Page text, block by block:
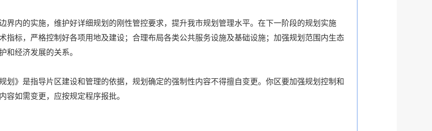
界内的实施，维护好详细规划的刚性管控要求，提升我市规划管理水平。在下一阶段的规划实施
指标，严格控制好各项用地及建设；合理布局各类公共服务设施及基础设施；加强规划范围内生态
和经济发展的关系。
划》是指导片区建设和管理的依据，规划确定的强制性内容不得擅自变更。你区要加强规划控制和
容如需变更，应按规定程序报批。